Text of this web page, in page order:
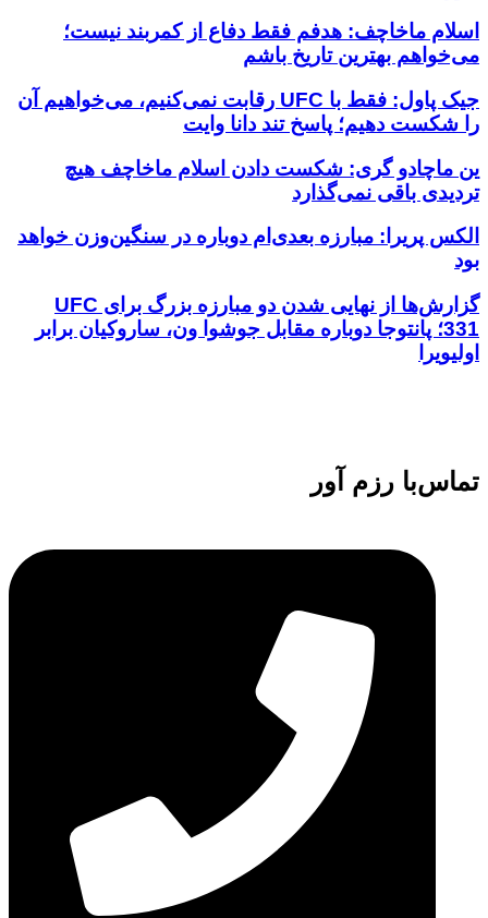
اسلام ماخاچف: هدفم فقط دفاع از کمربند نیست؛
می‌خواهم بهترین تاریخ باشم
جیک پاول: فقط با UFC رقابت نمی‌کنیم، می‌خواهیم آن
را شکست دهیم؛ پاسخ تند دانا وایت
ین ماچادو گری: شکست دادن اسلام ماخاچف هیچ
تردیدی باقی نمی‌گذارد
الکس پریرا: مبارزه بعدی‌ام دوباره در سنگین‌وزن خواهد
بود
گزارش‌ها از نهایی شدن دو مبارزه بزرگ برای UFC
331؛ پانتوجا دوباره مقابل جوشوا ون، ساروکیان برابر
اولیویرا
تماس‌با رزم آور